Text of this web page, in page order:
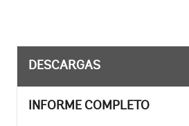
DESCARGAS
INFORME COMPLETO